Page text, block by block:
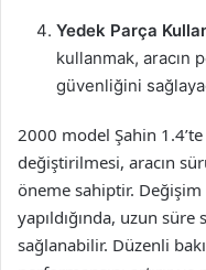
Yedek Parça
kullanmak, aracın
güvenliğini
2000 model Şahin
değiştirilmesi, aracın
öneme sahiptir.
yapıldığında, uzun
sağlanabilir. Düzenli